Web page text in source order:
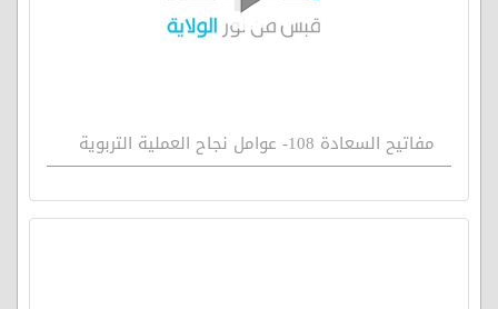
مفاتيح السعادة 108- عوامل نجاح العملية التربوية